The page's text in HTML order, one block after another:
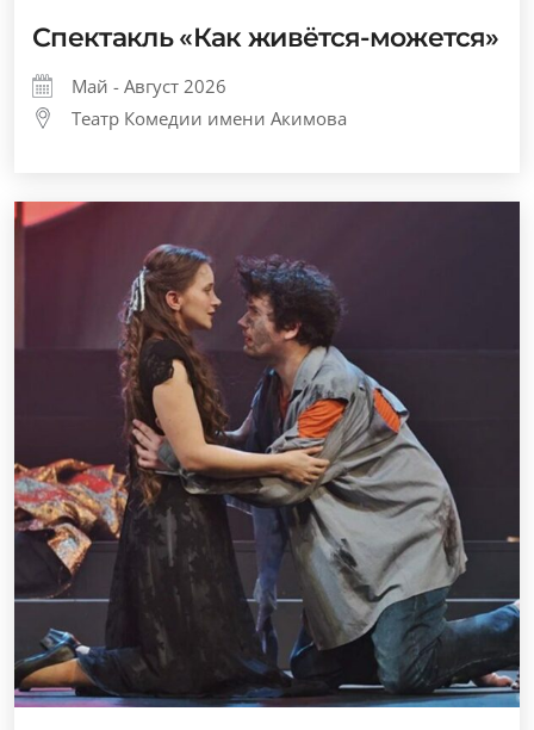
Спектакль «Как живётся-можется»
Май - Август 2026
Театр Комедии имени Акимова